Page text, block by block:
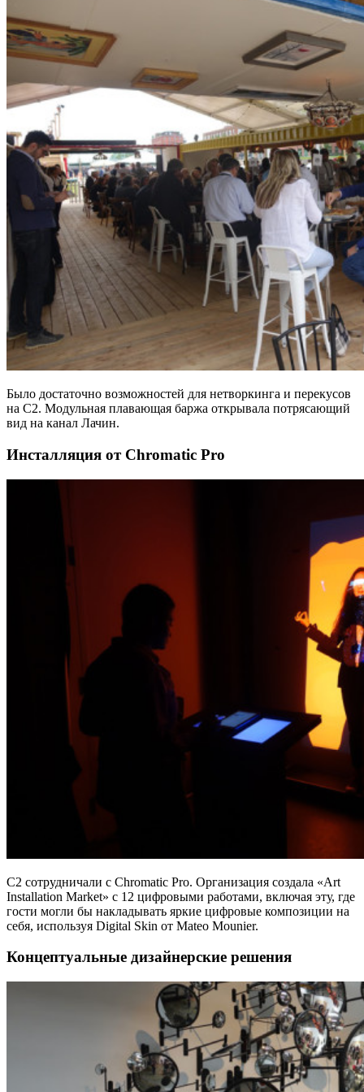
Было достаточно возможностей для нетворкинга и перекусов
на C2. Модульная плавающая баржа открывала потрясающий
вид на канал Лачин.
Инсталляция от Chromatic Pro
C2 сотрудничали с Chromatic Pro. Организация создала «Art
Installation Market» с 12 цифровыми работами, включая эту, где
гости могли бы накладывать яркие цифровые композиции на
себя, используя Digital Skin от Mateo Mounier.
Концептуальные дизайнерские решения